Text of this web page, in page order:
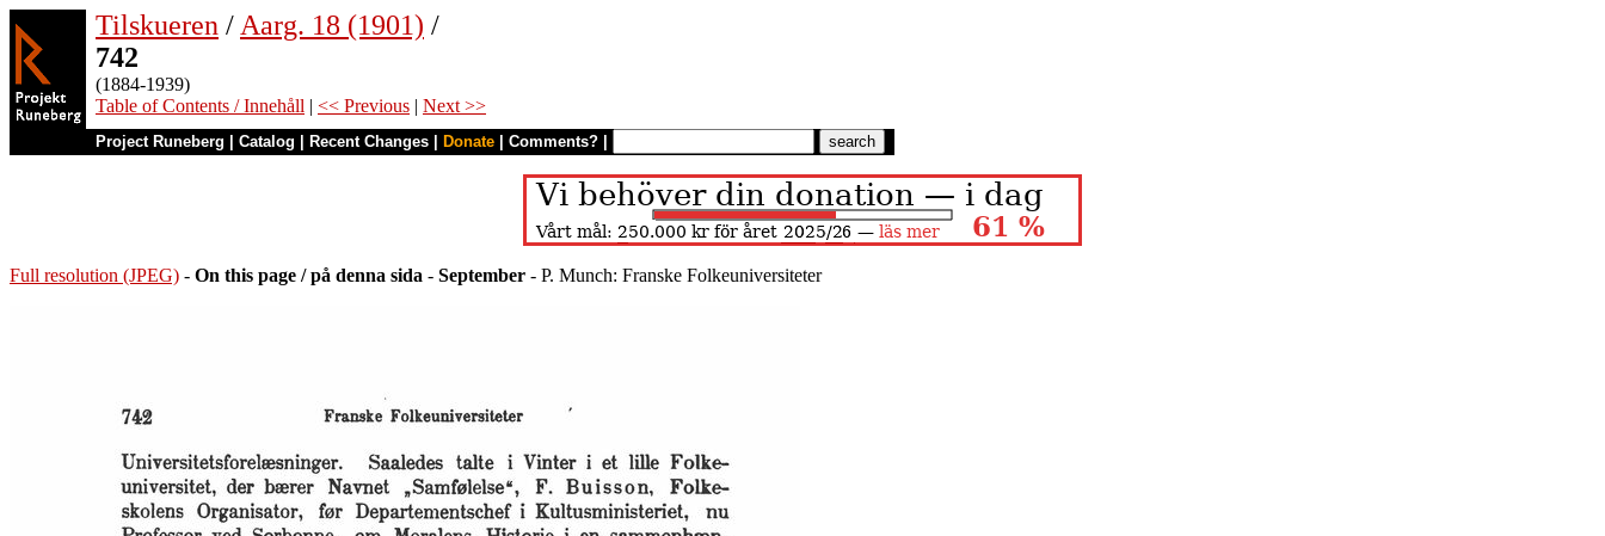
Tilskueren / Aarg. 18 (1901) /
742
(1884-1939)
Table of Contents / Innehåll | << Previous | Next >>
Project Runeberg Catalog Recent Changes Donate Comments?
Full resolution (JPEG) - On this page / på denna sida - September - P. Munch: Franske Folkeuniversiteter